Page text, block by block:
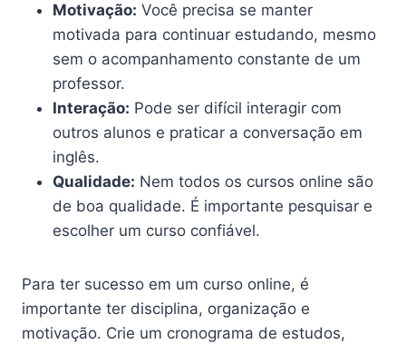
Motivação: Você precisa se manter
motivada para continuar estudando, mesmo
sem o acompanhamento constante de um
professor.
Interação: Pode ser difícil interagir com
outros alunos e praticar a conversação em
inglês.
Qualidade: Nem todos os cursos online são
de boa qualidade. É importante pesquisar e
escolher um curso confiável.
Para ter sucesso em um curso online, é
importante ter disciplina, organização e
motivação. Crie um cronograma de estudos,